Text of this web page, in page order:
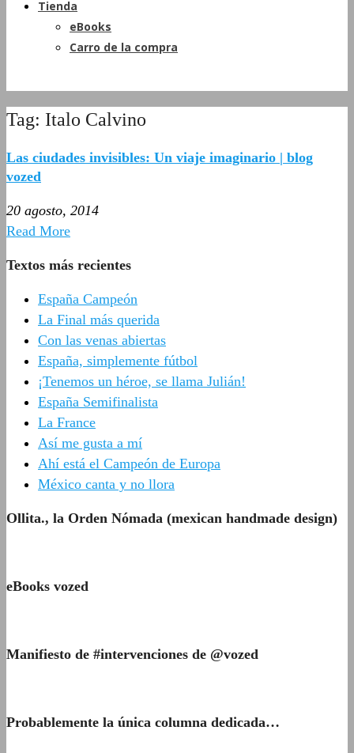
Tienda
eBooks
Carro de la compra
Tag: Italo Calvino
Las ciudades invisibles: Un viaje imaginario | blog
vozed
20 agosto, 2014
Read More
Textos más recientes
España Campeón
La Final más querida
Con las venas abiertas
España, simplemente fútbol
¡Tenemos un héroe, se llama Julián!
España Semifinalista
La France
Así me gusta a mí
Ahí está el Campeón de Europa
México canta y no llora
Ollita., la Orden Nómada (mexican handmade design)
eBooks vozed
Manifiesto de #intervenciones de @vozed
Probablemente la única columna dedicada…